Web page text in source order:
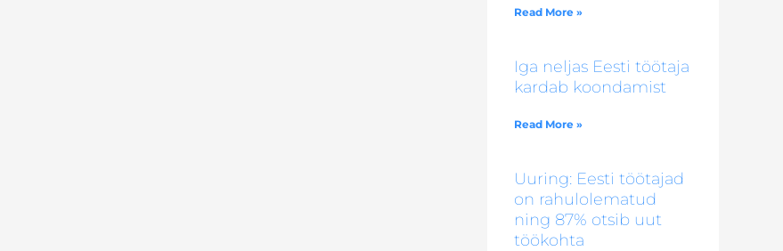
Read More »
Iga neljas Eesti töötaja
kardab koondamist
Read More »
Uuring: Eesti töötajad
on rahulolematud
ning 87% otsib uut
töökohta